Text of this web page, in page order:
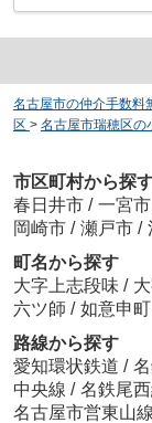
名古屋市の仲介手数料
区 > 名古屋市瑞穂区の
市区町村から探
春日井市 / 一宮市
岡崎市 / 瀬戸市 /
町名から探す
大字上志段味 /
六ツ師 / 如意申町
路線から探す
愛知環状鉄道 /
中央線 / 名鉄尾
名古屋市営東山線